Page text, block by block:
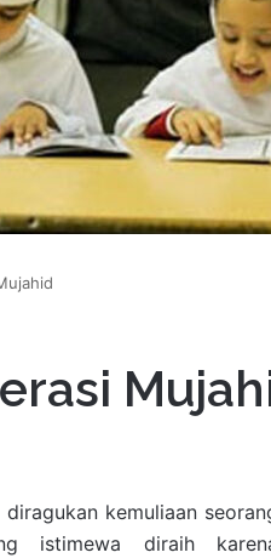
kemuliaan
istimewa diraih